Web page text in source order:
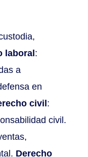
laboral :
a
en
civil :
civil.
Derecho